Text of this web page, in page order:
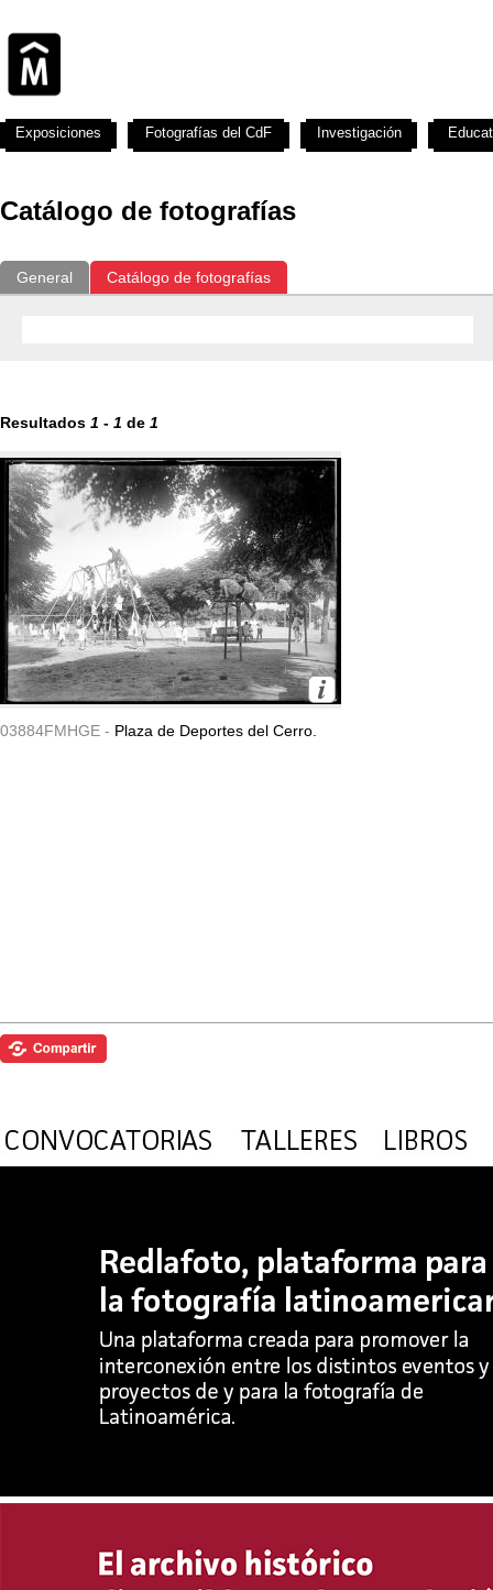
Catálogo de fotografías
General Catálogo de fotografías
Resultados 1 - 1 de 1
03884FMHGE - Plaza de Deportes del Cerro.
Exposiciones Fotografías del CdF Investigación